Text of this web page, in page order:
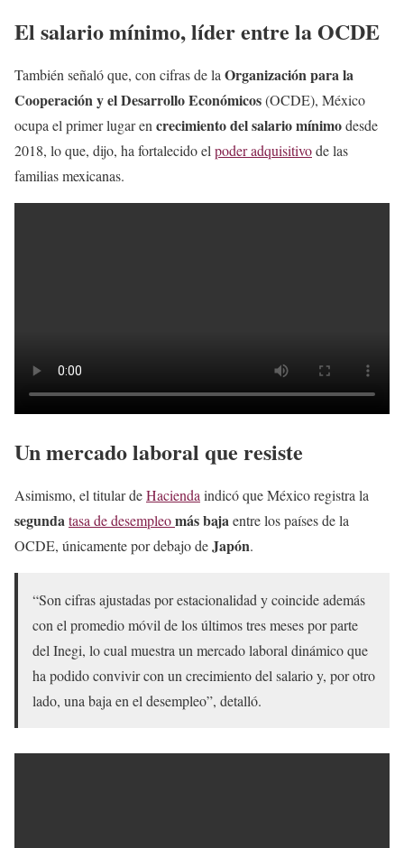
El salario mínimo, líder entre la OCDE
También señaló que, con cifras de la Organización para la
Cooperación y el Desarrollo Económicos(OCDE), México
ocupa el primer lugar en crecimiento del salario mínimodesde
2018, lo que, dijo, ha fortalecido el poder adquisitivode las
familias mexicanas.
Un mercado laboral que resiste
Asimismo, el titular deHacienda indicó que México registra la
segundatasa de desempleomás bajaentre los países de la
OCDE, únicamente por debajo deJapón.
“Son cifras ajustadas por estacionalidad y coincide además
con el promedio móvil de los últimos tres meses por parte
del Inegi, lo cual muestra un mercado laboral dinámico que
ha podido convivir con un crecimiento del salario y, por otro
lado, una baja en el desempleo”, detalló.